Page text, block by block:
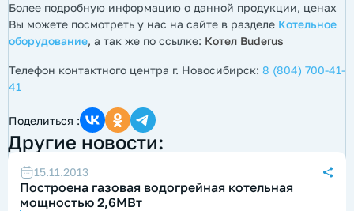
Более подробную информацию о данной продукции, ценах
Вы можете посмотреть у нас на сайте в разделе Котельное
оборудование, а так же по ссылке: Котел Buderus
Телефон контактного центра г. Новосибирск: 8 (804) 700-41-
41
Поделиться :
Другие новости:
15.11.2013
Построена газовая водогрейная котельная
мощностью 2,6МВт